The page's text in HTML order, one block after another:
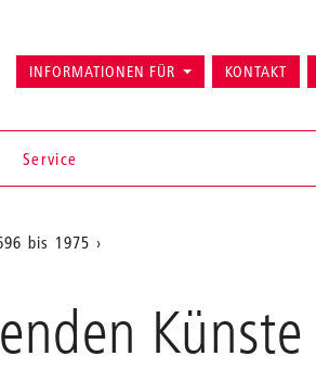
Service
INFORMATIONEN FÜR KONTAKT
bis 1975
Künste